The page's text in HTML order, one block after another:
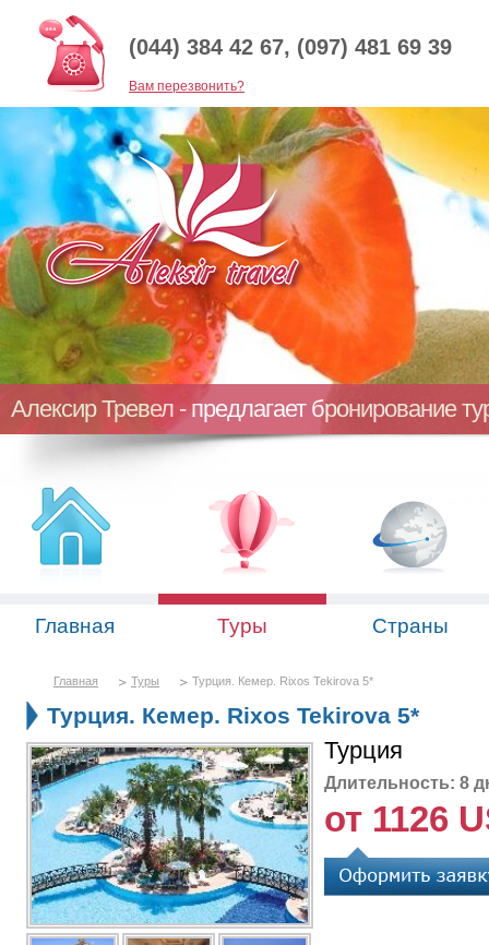
(044) 384 42 67, (097) 481 69 39
Baм перезвонить?
Алексир Тревел - предлагает бронирование
Главная Туры Страны
Главная Туры Турция. Кемер. Rixos Tekirova 5*
Турция. Кемер. Rixos Tekirova 5*
Турция
Длительность: 8
от 1126